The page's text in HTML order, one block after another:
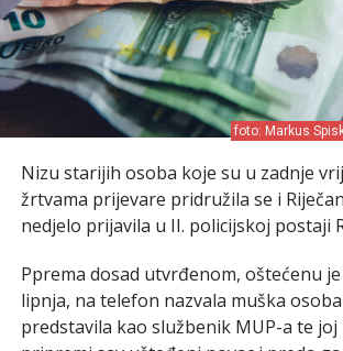
foto: Markus
Nizu starijih osoba koje su u zadnje
žrtvama prijevare pridružila se i
nedjelo prijavila u II. policijskoj postaji
Pprema dosad utvrđenom, oštećenu
lipnja, na telefon nazvala muška
predstavila kao službenik MUP-a te joj